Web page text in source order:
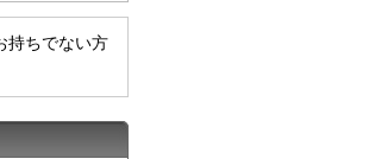
持ちでない方